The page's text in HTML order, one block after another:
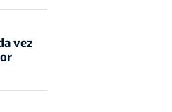
vez